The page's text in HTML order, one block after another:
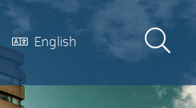
English